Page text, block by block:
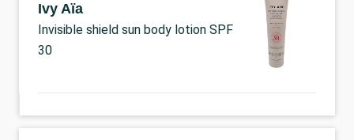
Ivy Aïa
Invisible shield sun body lotion SPF
30